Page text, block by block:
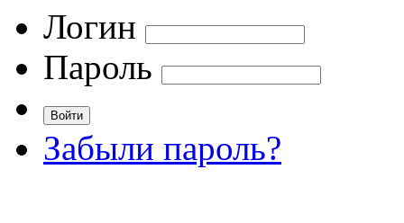
Логин
Пароль
Забыли пароль?